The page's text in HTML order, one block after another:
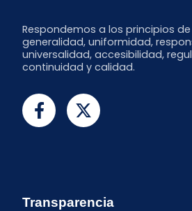
Respondemos a los principios
generalidad, uniformidad,
universalidad, accesibilidad,
continuidad y calidad.
Transparencia